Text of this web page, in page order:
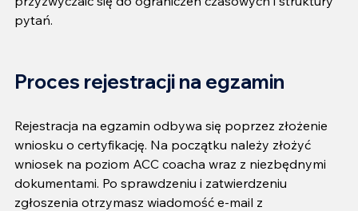
pytań.
Proces rejestracji na egzamin
Rejestracja na egzamin odbywa się poprzez złożenie
wniosku o certyfikację. Na początku należy złożyć
wniosek na poziom ACC coacha wraz z niezbędnymi
dokumentami. Po sprawdzeniu i zatwierdzeniu
zgłoszenia otrzymasz wiadomość e-mail z